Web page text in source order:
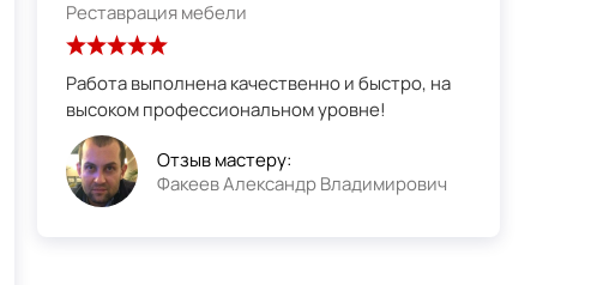
Реставрация мебели
Работа выполнена качественно и быстро, на
высоком профессиональном уровне!
Отзыв мастеру:
Факеев Александр Владимирович